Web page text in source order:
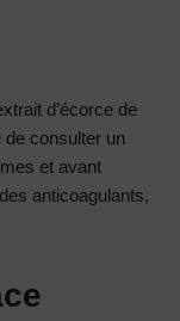
d’écorce de
de consulter un
et avant
anticoagulants,